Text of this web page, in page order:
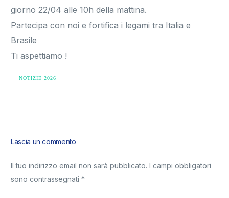
giorno 22/04 alle 10h della mattina.
Partecipa con noi e fortifica i legami tra Italia e
Brasile
Ti aspettiamo !
NOTIZIE 2026
Lascia un commento
Il tuo indirizzo email non sarà pubblicato. I campi obbligatori
sono contrassegnati*